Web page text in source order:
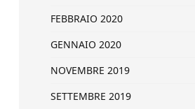
FEBBRAIO 2020
GENNAIO 2020
NOVEMBRE 2019
SETTEMBRE 2019